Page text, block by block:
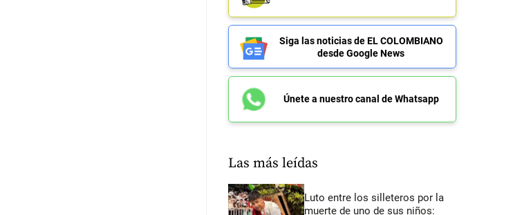
Siga las noticias de EL COLOMBIANO
desde Google News
Únete a nuestro canal de Whatsapp
Las más leídas
Luto entre los silleteros por la
muerte de uno de sus niños: